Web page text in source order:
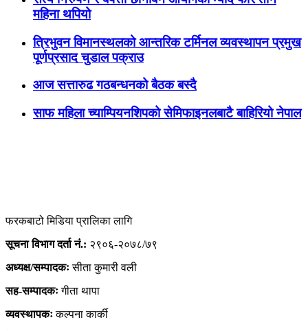
महिना थपियो
त्रिभुवन विमानस्थलको आन्तरिक टर्मिनल व्यवस्थापन प्रमुख
पूर्णप्रसाद चुडाल पक्राउ
आज सत्तारुढ गठबन्धनको बैठक बस्दै
साफ महिला च्याम्पियनशिपको सेमिफाइनलबाटै बाहिरियो नेपाल
फरकबाटो मिडिया प्रालिका लागि
सूचना विभाग दर्ता नं.: २९०६-२०७८/७९
अध्यक्ष/सम्पादकःसीता कुमारी वली
सह-सम्पादकःगीता थापा
व्यवस्थापकःकल्पना कार्की